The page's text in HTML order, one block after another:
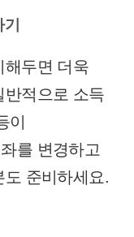
해두면 더욱
반적으로 소득
이
를 변경하고
준비하세요.